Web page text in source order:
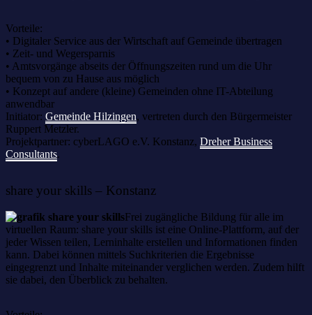
Vorteile:
• Digitaler Service aus der Wirtschaft auf Gemeinde übertragen
• Zeit- und Wegersparnis
• Amtsvorgänge abseits der Öffnungszeiten rund um die Uhr
bequem von zu Hause aus möglich
• Konzept auf andere (kleine) Gemeinden ohne IT-Abteilung
anwendbar
Initiator: Gemeinde Hilzingen, vertreten durch den Bürgermeister
Ruppert Metzler.
Projektpartner: cyberLAGO e.V. Konstanz, Dreher Business
Consultants.
share your skills – Konstanz
Frei zugängliche Bildung für alle im
virtuellen Raum: share your skills ist eine Online-Plattform, auf der
jeder Wissen teilen, Lerninhalte erstellen und Informationen finden
kann. Dabei können mittels Suchkriterien die Ergebnisse
eingegrenzt und Inhalte miteinander verglichen werden. Zudem hilft
sie dabei, den Überblick zu behalten.